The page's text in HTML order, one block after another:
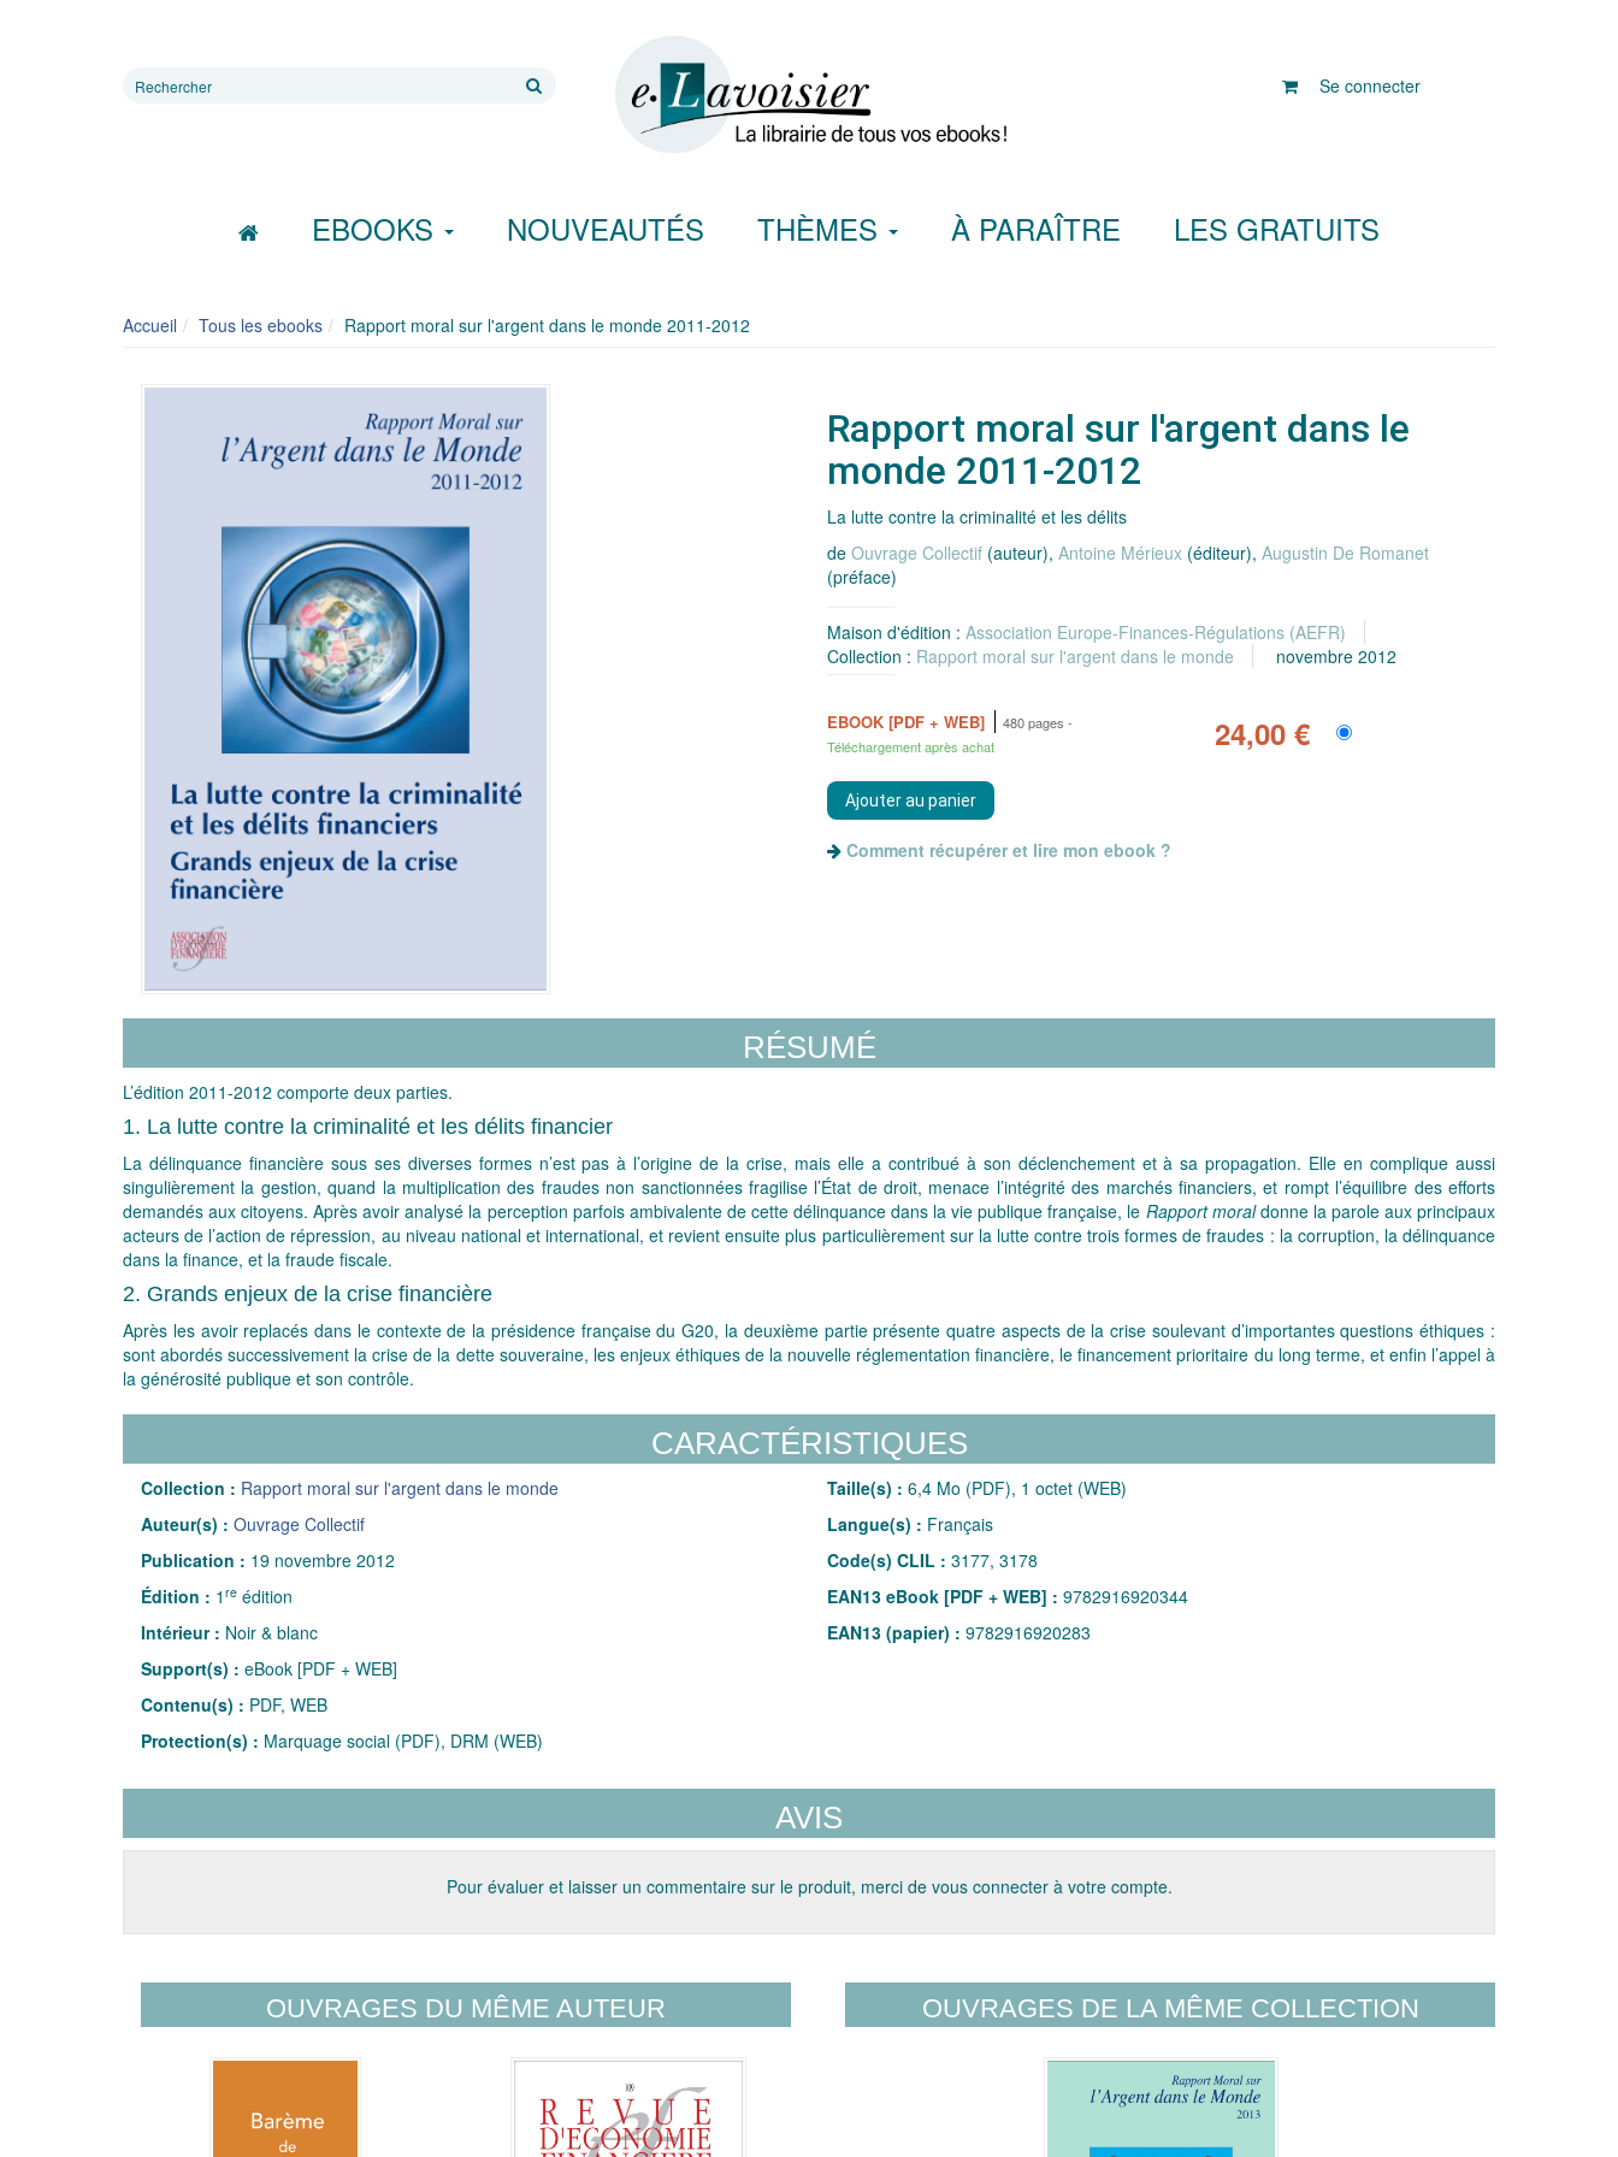
Rechercher
Se connecter
EBOOKS NOUVEAUTÉS THÈMES À PARAÎTRE LES GRATUITS
Accueil Tous les ebooks Rapport moral sur l'argent dans le monde 2011-2012
Rapport moral sur l'argent dans le
monde 2011-2012
La lutte contre la criminalité et les délits
de Ouvrage Collectif (auteur), Antoine Mérieux (éditeur), Augustin De Romanet
(préface)
Maison d'édition : Association Europe-Finances-Régulations (AEFR)
Collection : Rapport moral sur l'argent dans le monde novembre 2012
EBOOK [PDF + WEB]
480 pages
Téléchargement après achat
24,00 €
Comment récupérer et lire mon ebook ?
RÉSUMÉ
L’édition 2011-2012 comporte deux parties.
1. La lutte contre la criminalité et les délits financier
La délinquance financière sous ses diverses formes n’est pas à l’origine de la crise, mais elle a contribué à son déclenchement et à sa propagation. Elle en complique aussi
singulièrement la gestion, quand la multiplication des fraudes non sanctionnées fragilise l’État de droit, menace l’intégrité des marchés financiers, et rompt l’équilibre des efforts
demandés aux citoyens. Après avoir analysé la perception parfois ambivalente de cette délinquance dans la vie publique française, le Rapport moraldonne la parole aux principaux
acteurs de l’action de répression, au niveau national et international, et revient ensuite plus particulièrement sur la lutte contre trois formes de fraudes : la corruption, la délinquance
dans la finance, et la fraude fiscale.
2. Grands enjeux de la crise financière
Après les avoir replacés dans le contexte de la présidence française du G20, la deuxième partie présente quatre aspects de la crise soulevant d’importantes questions éthiques :
sont abordés successivement la crise de la dette souveraine, les enjeux éthiques de la nouvelle réglementation financière, le financement prioritaire du long terme, et enfin l’appel à
la générosité publique et son contrôle.
CARACTÉRISTIQUES
Collection : Rapport moral sur l'argent dans le monde
Auteur(s) : Ouvrage Collectif
Publication : 19 novembre 2012
Édition : 1 re édition
Intérieur : Noir & blanc
Support(s) : eBook [PDF + WEB]
Contenu(s) : PDF, WEB
Protection(s) : Marquage social (PDF), DRM (WEB)
Taille(s) : 6,4 Mo (PDF), 1 octet (WEB)
Langue(s) : Français
Code(s) CLIL : 3177, 3178
EAN13 eBook [PDF + WEB] : 9782916920344
EAN13 (papier) : 9782916920283
AVIS
Pour évaluer et laisser un commentaire sur le produit, merci de vous connecter à votre compte.
OUVRAGES DU MÊME AUTEUR OUVRAGES DE LA MÊME COLLECTION